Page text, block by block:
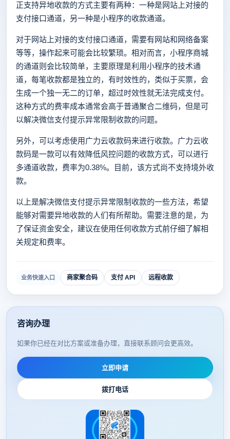
正支持异地收款的方式主要有两种：一种是网站上对接的
支付接口通道，另一种是小程序的收款通道。
对于网站上对接的支付接口通道，需要有网站和网络备案
等等，操作起来可能会比较繁琐。相对而言，小程序商城
的通道则会比较简单，主要原理是利用小程序的技术通
道，每笔收款都是独立的，有时效性的，类似于买票，会
生成一个独一无二的订单，超过时效性就无法完成支付。
这种方式的费率成本通常会高于普通聚合二维码，但是可
以解决微信支付提示异常限制收款的问题。
另外，可以考虑使用广力云收款码来进行收款。广力云收
款码是一款可以有效降低风控问题的收款方式，可以进行
多通道收款，费率为0.38%。目前，该方式尚不支持境外收
款。
以上是解决微信支付提示异常限制收款的一些方法，希望
能够对需要异地收款的人们有所帮助。需要注意的是，为
了保证资金安全，建议在使用任何收款方式前仔细了解相
关规定和费率。
业务快速入口 商家聚合码 支付 API 远程收款
咨询办理
如果你已经在对比方案或准备办理，直接联系顾问会更高效。
立即申请
拨打电话